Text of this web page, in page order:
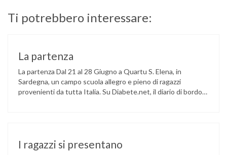
Ti potrebbero interessare:
La partenza
La partenza Dal 21 al 28 Giugno a Quartu S. Elena, in
Sardegna, un campo scuola allegro e pieno di ragazzi
provenienti da tutta Italia. Su Diabete.net, il diario di bordo
I ragazzi si presentano